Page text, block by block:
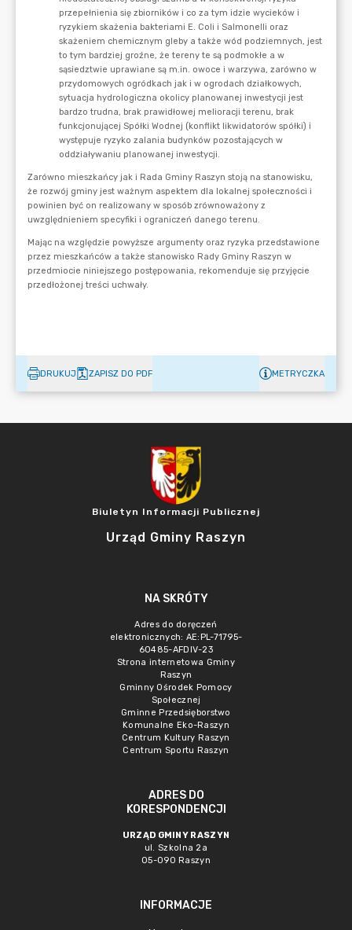
DRUKUJ ZAPISZ DO PDF METRYCZKA
Biuletyn Informacji Publicznej
Urząd Gminy Raszyn
NA SKRÓTY
Adres do doręczeń
elektronicznych: AE:PL-71795-
60485-AFDIV-23
Strona internetowa Gminy
Raszyn
Gminny Ośrodek Pomocy
Społecznej
Gminne Przedsięborstwo
Komunalne Eko-Raszyn
Centrum Kultury Raszyn
Centrum Sportu Raszyn
ADRES DO
KORESPONDENCJI
URZĄD GMINY RASZYN
ul. Szkolna 2a
05-090 Raszyn
INFORMACJE